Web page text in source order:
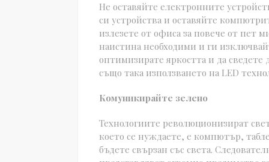
Не оставяйте електронните
си устройства и оставяйте
излезете от офиса за повече от пет
наистина необходими и ги
оптимизирате яркостта и да
също така използването на LED
Комуникирайте зелено
Технологиите революционизират
което се нуждаете, е компютър,
бъдете свързан със света.